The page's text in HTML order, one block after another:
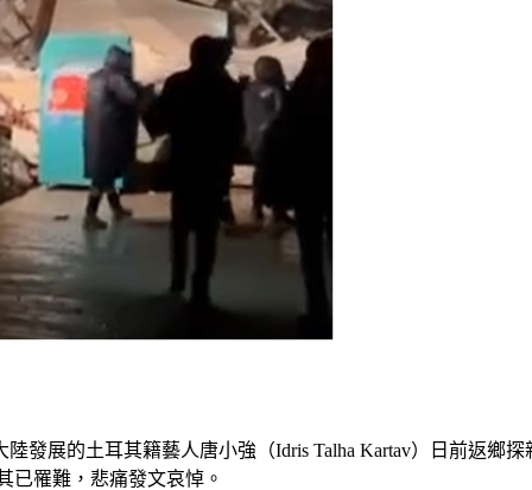
發展的土耳其籍藝人唐小強（Idris Talha Kartav）日前返鄉
已罹難，悲痛發文哀悼。